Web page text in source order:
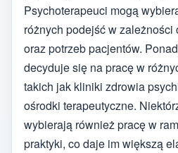
Psychoterapeuci mogą
różnych podejść w zależności
oraz potrzeb pacjentów.
decyduje się na pracę w
takich jak kliniki zdrowia
ośrodki terapeutyczne.
wybierają również pracę w
praktyki, co daje im większą